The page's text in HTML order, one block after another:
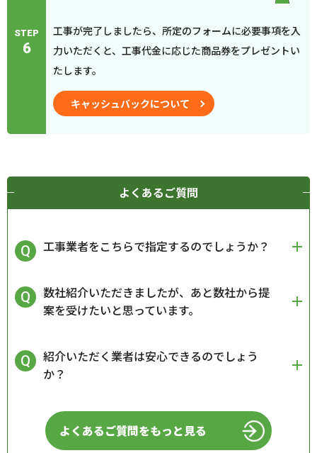
STEP
6
工事が完了しましたら、所定のフォームに必要事項を入
力いただくと、工事代金に応じた商品券をプレゼントい
たします。
キャッシュバックについて
よくあるご質問
工事業者をこちらで指定するのでしょうか？
数社紹介いただきましたが、あと数社から提
案を受けたいと思っています。
紹介いただく業者は安心できるのでしょう
か？
よくあるご質問をもっと見る